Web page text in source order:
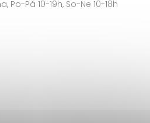
Po-Pá 10-19h, So-Ne 10-18h